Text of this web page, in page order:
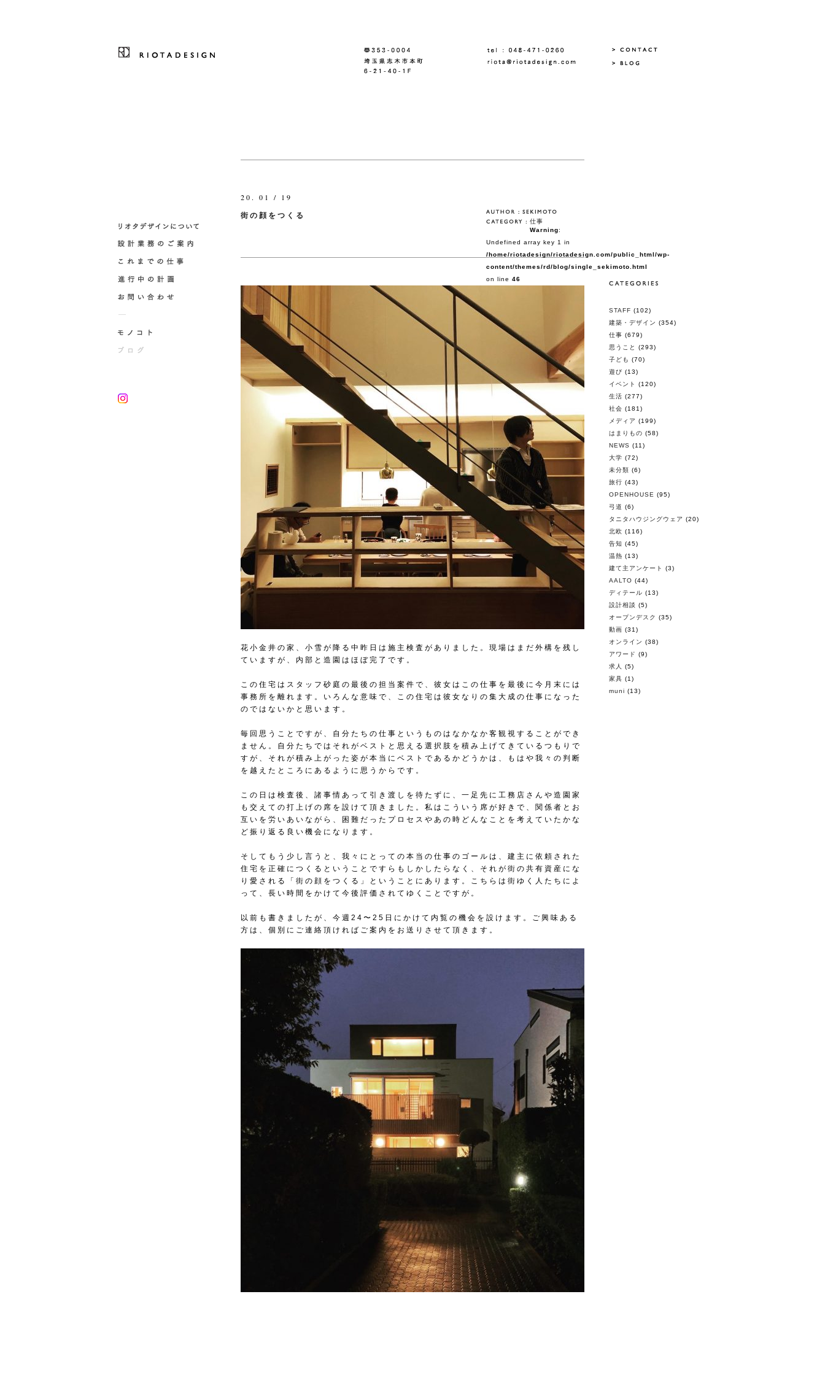
20. 01 / 19
街の顔をつくる
仕事
Warning:
Undefined array key 1 in
/home/riotadesign/riotadesign.com/public_html/wp-
content/themes/rd/blog/single_sekimoto.html
on line 46
花小金井の家、小雪が降る中昨日は施主検査がありました。現場はまだ外構を残し
ていますが、内部と造園はほぼ完了です。
この住宅はスタッフ砂庭の最後の担当案件で、彼女はこの仕事を最後に今月末には
事務所を離れます。いろんな意味で、この住宅は彼女なりの集大成の仕事になった
のではないかと思います。
毎回思うことですが、自分たちの仕事というものはなかなか客観視することができ
ません。自分たちではそれがベストと思える選択肢を積み上げてきているつもりで
すが、それが積み上がった姿が本当にベストであるかどうかは、もはや我々の判断
を越えたところにあるように思うからです。
この日は検査後、諸事情あって引き渡しを待たずに、一足先に工務店さんや造園家
も交えての打上げの席を設けて頂きました。私はこういう席が好きで、関係者とお
互いを労いあいながら、困難だったプロセスやあの時どんなことを考えていたかな
ど振り返る良い機会になります。
そしてもう少し言うと、我々にとっての本当の仕事のゴールは、建主に依頼された
住宅を正確につくるということですらもしかしたらなく、それが街の共有資産にな
り愛される「街の顔をつくる」ということにあります。こちらは街ゆく人たちによ
って、長い時間をかけて今後評価されてゆくことですが。
以前も書きましたが、今週24〜25日にかけて内覧の機会を設けます。ご興味ある
方は、個別にご連絡頂ければご案内をお送りさせて頂きます。
STAFF (102)
建築・デザイン (354)
仕事 (679)
思うこと
(293)
子ども (70)
遊び (13)
イベント
(120)
生活 (277)
社会 (181)
メディア (199)
はまりもの (58)
NEWS (11)
大学 (72)
未分類 (6)
旅行 (43)
OPENHOUSE (95)
弓道 (6)
タニタハウジングウェア (20)
北欧 (116)
告知 (45)
温熱 (13)
建て主アンケート
(3)
AALTO (44)
ディテール (13)
設計相談 (5)
オープンデスク
(35)
動画 (31)
オンライン (38)
アワード (9)
求人
(5)
家具 (1)
muni (13)